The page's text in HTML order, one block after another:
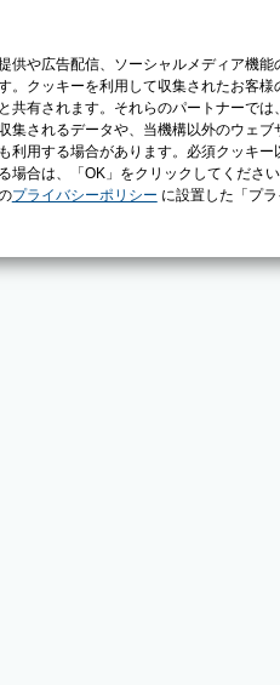
や広告配信、ソーシャルメディア機
クッキーを利用して収集されたお客
有されます。それらのパートナーで
されるデータや、当機構以外のウェ
用する場合があります。必須クッキ
合は、「OK」をクリックしてくださ
プライバシーポリシー に設置した「プ